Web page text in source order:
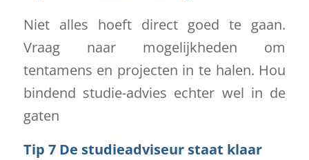
Niet alles hoeft direct goed te gaan.
Vraag naar mogelijkheden om
tentamens en projecten in te halen. Hou
bindend studie-advies echter wel in de
gaten
Tip 7 De studieadviseur staat klaar